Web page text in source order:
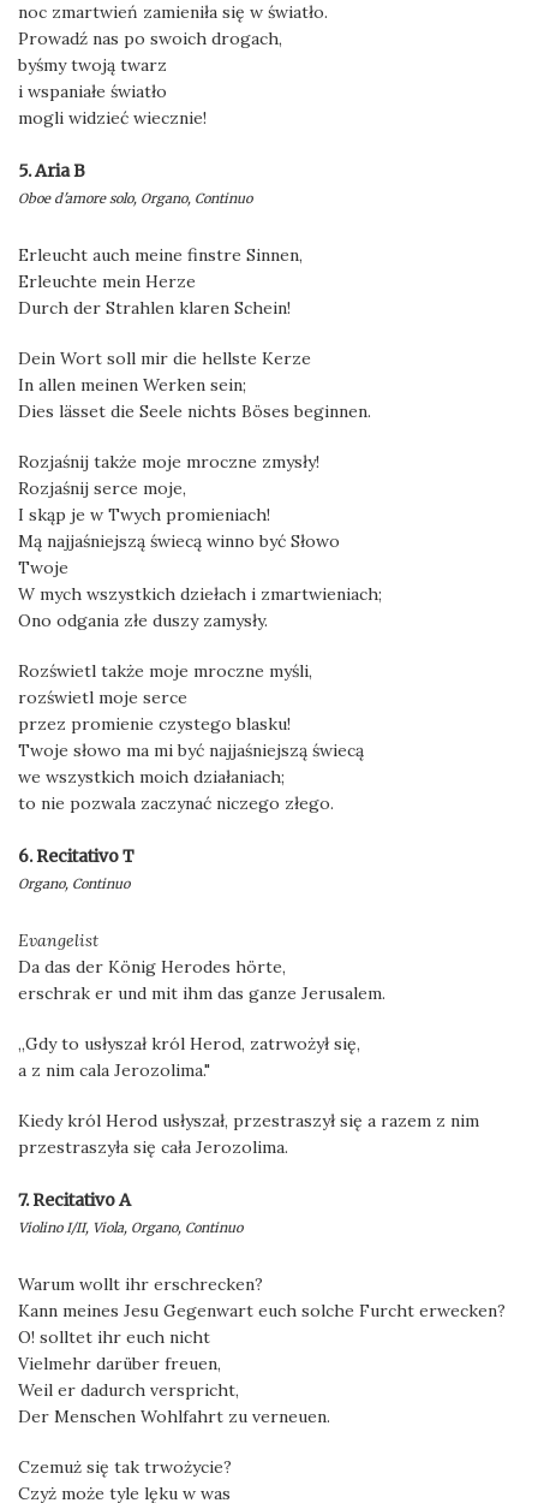
noc zmartwień zamieniła się w światło.
Prowadź nas po swoich drogach,
byśmy twoją twarz
i wspaniałe światło
mogli widzieć wiecznie!
5. Aria B
Oboe d'amore solo, Organo, Continuo
Erleucht auch meine finstre Sinnen,
Erleuchte mein Herze
Durch der Strahlen klaren Schein!
Dein Wort soll mir die hellste Kerze
In allen meinen Werken sein;
Dies lässet die Seele nichts Böses beginnen.
Rozjaśnij także moje mroczne zmysły!
Rozjaśnij serce moje,
I skąp je w Twych promieniach!
Mą najjaśniejszą świecą winno być Słowo
Twoje
W mych wszystkich dziełach i zmartwieniach;
Ono odgania złe duszy zamysły.
Rozświetl także moje mroczne myśli,
rozświetl moje serce
przez promienie czystego blasku!
Twoje słowo ma mi być najjaśniejszą świecą
we wszystkich moich działaniach;
to nie pozwala zaczynać niczego złego.
6. Recitativo T
Organo, Continuo
Evangelist
Da das der König Herodes hörte,
erschrak er und mit ihm das ganze Jerusalem.
„Gdy to usłyszał król Herod, zatrwożył się,
a z nim cala Jerozolima."
Kiedy król Herod usłyszał, przestraszył się a razem z nim
przestraszyła się cała Jerozolima.
7. Recitativo A
Violino I/II, Viola, Organo, Continuo
Warum wollt ihr erschrecken?
Kann meines Jesu Gegenwart euch solche Furcht erwecken?
O! solltet ihr euch nicht
Vielmehr darüber freuen,
Weil er dadurch verspricht,
Der Menschen Wohlfahrt zu verneuen.
Czemuż się tak trwożycie?
Czyż może tyle lęku w was